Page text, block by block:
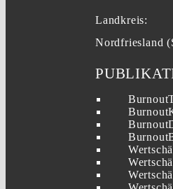
Landkreis:
Nordfriesland